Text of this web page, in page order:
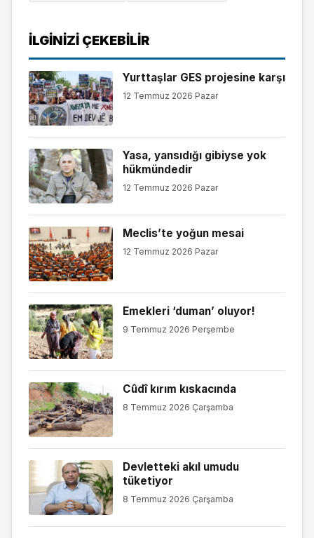
İLGINIZI ÇEKEBILIR
Yurttaşlar GES projesine karşı
12 Temmuz 2026 Pazar
Yasa, yansıdığı gibiyse yok
hükmündedir
12 Temmuz 2026 Pazar
Meclis’te yoğun mesai
12 Temmuz 2026 Pazar
Emekleri ‘duman’ oluyor!
9 Temmuz 2026 Perşembe
Cûdî kırım kıskacında
8 Temmuz 2026 Çarşamba
Devletteki akıl umudu
tüketiyor
8 Temmuz 2026 Çarşamba